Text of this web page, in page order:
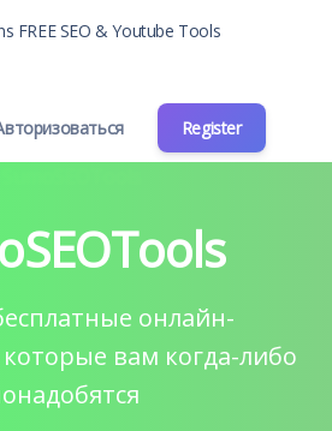
FREE SEO & Youtube Tools
Register
онлайн-
вам когда-либо